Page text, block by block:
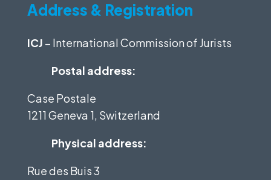
Address & Registration
ICJ – International Commission of Jurists
Postal address:
Case Postale
1211 Geneva 1, Switzerland
Physical address:
Rue des Buis 3